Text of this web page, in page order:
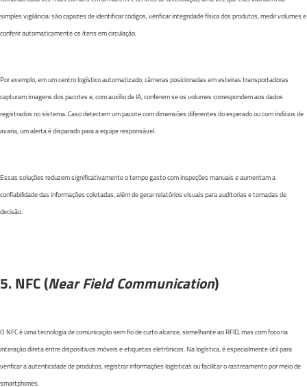
simples vigilância: são capazes de identificar códigos, verificar integridade física dos produtos, medir volumes e
conferir automaticamente os itens em circulação.
Por exemplo, em um centro logístico automatizado, câmeras posicionadas em esteiras transportadoras
capturam imagens dos pacotes e, com auxílio de IA, conferem se os volumes correspondem aos dados
registrados no sistema. Caso detectem um pacote com dimensões diferentes do esperado ou com indícios de
avaria, um alerta é disparado para a equipe responsável.
Essas soluções reduzem significativamente o tempo gasto com inspeções manuais e aumentam a
confiabilidade das informações coletadas, além de gerar relatórios visuais para auditorias e tomadas de
decisão.
5. NFC (Near Field Communication)
O NFC é uma tecnologia de comunicação sem fio de curto alcance, semelhante ao RFID, mas com foco na
interação direta entre dispositivos móveis e etiquetas eletrônicas. Na logística, é especialmente útil para
verificar a autenticidade de produtos, registrar informações logísticas ou facilitar o rastreamento por meio de
smartphones.